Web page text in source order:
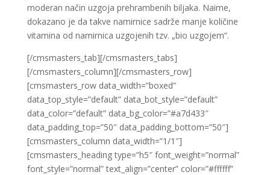
moderan način uzgoja prehrambenih biljaka. Naime,
dokazano je da takve namirnice sadrže manje količine
vitamina od namirnica uzgojenih tzv. „bio uzgojem“.
[/cmsmasters_tab][/cmsmasters_tabs]
[/cmsmasters_column][/cmsmasters_row]
[cmsmasters_row data_width=”boxed”
data_top_style=”default” data_bot_style=”default”
data_color=”default” data_bg_color=”#a7d433″
data_padding_top=”50″ data_padding_bottom=”50″]
[cmsmasters_column data_width=”1/1″]
[cmsmasters_heading type=”h5″ font_weight=”normal”
font_style=”normal” text_align=”center” color=”#ffffff”